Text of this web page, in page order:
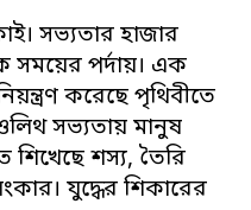
সভ্যতার হাজার
সময়ের পর্দায়। এক
করেছে পৃথিবীতে
সভ্যতায় মানুষ
শিখেছে শস্য, তৈরি
যুদ্ধের শিকারের